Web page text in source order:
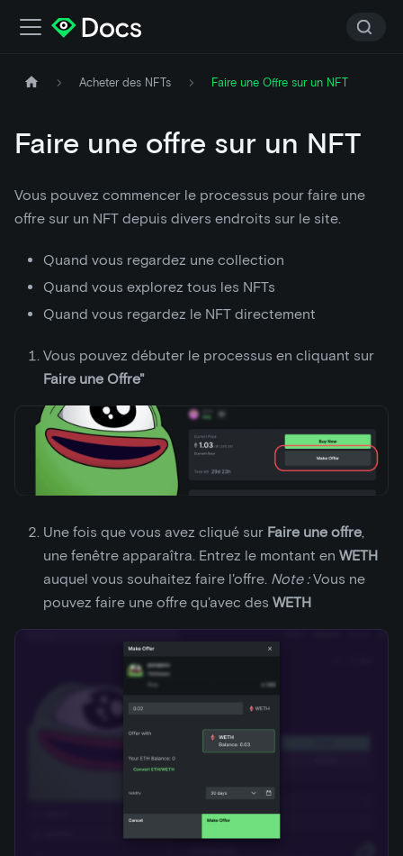
Acheter des NFTs Faire une Offre sur un NFT
Faire une offre sur un NFT
Vous pouvez commencer le processus pour faire une
offre sur un NFT depuis divers endroits sur le site.
Quand vous regardez une collection
Quand vous explorez tous les NFTs
Quand vous regardez le NFT directement
Vous pouvez débuter le processus en cliquant sur
Faire une Offre"
Une fois que vous avez cliqué sur Faire une offre,
une fenêtre apparaîtra. Entrez le montant en WETH
auquel vous souhaitez faire l'offre. Note :Vous ne
pouvez faire une offre qu'avec des WETH